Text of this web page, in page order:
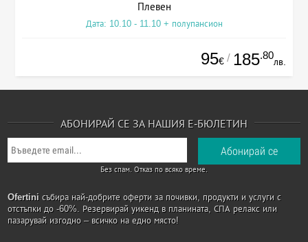
Плевен
Дата: 10.10 - 11.10 + полупансион
95€ / 185.80
лв.
АБОНИРАЙ СЕ ЗА НАШИЯ Е-БЮЛЕТИН
Без спам. Отказ по всяко време.
Ofertini събира най-добрите оферти за почивки, продукти и услуги с
отстъпки до -60%. Резервирай уикенд в планината, СПА релакс или
пазарувай изгодно – всичко на едно място!